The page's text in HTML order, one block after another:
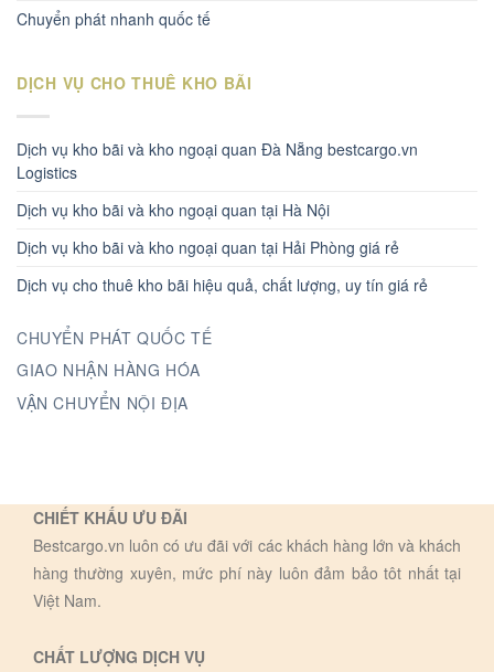
Chuyển phát nhanh quốc tế
DỊCH VỤ CHO THUÊ KHO BÃI
Dịch vụ kho bãi và kho ngoại quan Đà Nẵng bestcargo.vn
Logistics
Dịch vụ kho bãi và kho ngoại quan tại Hà Nội
Dịch vụ kho bãi và kho ngoại quan tại Hải Phòng giá rẻ
Dịch vụ cho thuê kho bãi hiệu quả, chất lượng, uy tín giá rẻ
CHUYỂN PHÁT QUỐC TẾ
GIAO NHẬN HÀNG HÓA
VẬN CHUYỂN NỘI ĐỊA
CHIẾT KHẤU ƯU ĐÃI
Bestcargo.vn luôn có ưu đãi với các khách hàng lớn và khách
hàng thường xuyên, mức phí này luôn đảm bảo tôt nhất tại
Việt Nam.
CHẤT LƯỢNG DỊCH VỤ